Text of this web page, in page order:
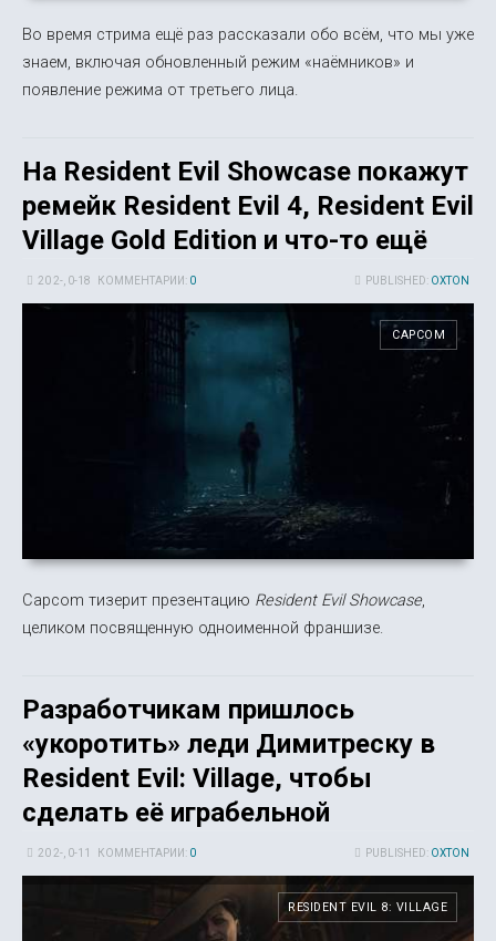
Во время стрима ещё раз рассказали обо всём, что мы уже
знаем, включая обновленный режим «наёмников» и
появление режима от третьего лица.
На Resident Evil Showcase покажут
ремейк Resident Evil 4, Resident Evil
Village Gold Edition и что-то ещё
PUBLISHED: OXTON
20 2-, 0-18 КОММЕНТАРИИ: 0
CAPCOM
Capcom тизерит презентацию Resident Evil Showcase,
целиком посвященную одноименной франшизе.
Разработчикам пришлось
«укоротить» леди Димитреску в
Resident Evil: Village, чтобы
сделать её играбельной
PUBLISHED: OXTON
20 2-, 0-11 КОММЕНТАРИИ: 0
RESIDENT EVIL 8: VILLAGE